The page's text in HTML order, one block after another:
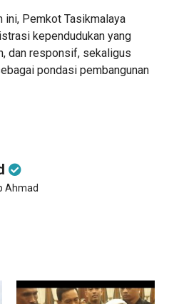
ini, Pemkot Tasikmalaya
kependudukan yang
dan responsif, sekaligus
pondasi pembangunan
Ahmad